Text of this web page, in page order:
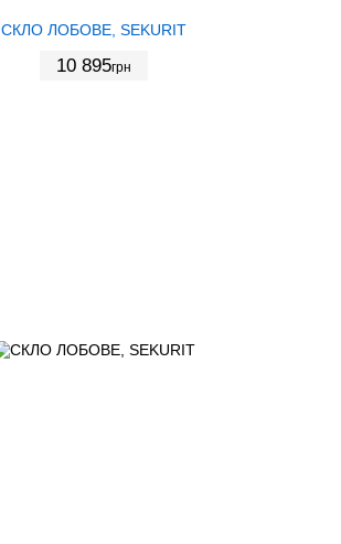
СКЛО ЛОБОВЕ, SEKURIT
10 895грн